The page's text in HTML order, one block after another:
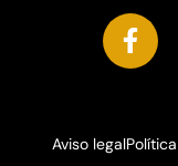
F
a
c
o
Aviso legal